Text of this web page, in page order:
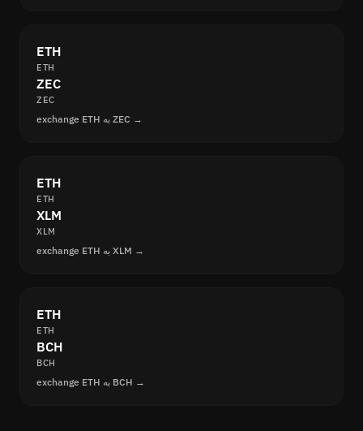
ETH
ETH
ZEC
ZEC
exchange ETH به ZEC →
ETH
ETH
XLM
XLM
exchange ETH به XLM →
ETH
ETH
BCH
BCH
exchange ETH به BCH →